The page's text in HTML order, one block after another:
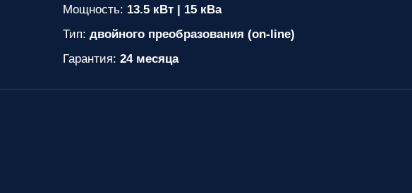
Мощность: 13.5 кВт | 15 кВа
Тип: двойного преобразования (on-line)
Гарантия: 24 месяца